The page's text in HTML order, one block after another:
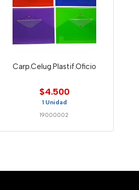
Carp.Celug.Plastif.Oficio
$4.500
1 Unidad
19000002